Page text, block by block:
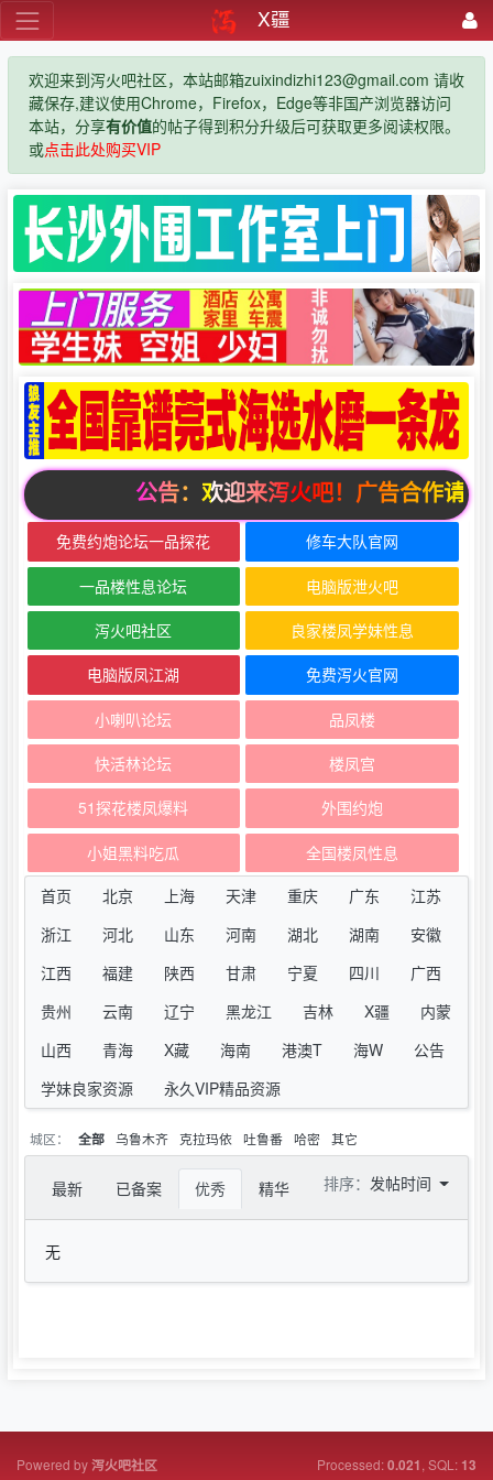
X疆
欢迎来到泻火吧社区，本站邮箱zuixindizhi123@gmail.com 请收
藏保存,建议使用Chrome，Firefox，Edge等非国产浏览器访问
本站，分享有价值的帖子得到积分升级后可获取更多阅读权限。
或点击此处购买VIP
公告：欢迎来泻火吧！广告合作请
免费约炮论坛一品探花 修车大队官网
一品楼性息论坛 电脑版泄火吧
泻火吧社区 良家楼凤学妹性息
电脑版凤江湖 免费泻火官网
小喇叭论坛 品凤楼
快活林论坛 楼凤宫
51探花楼凤爆料 外围约炮
小姐黑料吃瓜
全国楼凤性息
首页
北京 上海 天津 重庆 广东
江苏
浙江
河北 山东 河南 湖北 湖南
安徽
江西
福建 陕西 甘肃 宁夏 四川
广西
贵州
云南 辽宁 黑龙江 吉林 X疆
内蒙
山西
青海 X藏 海南 港澳T 海W
公告
学妹良家资源
永久VIP精品资源
城区： 全部 乌鲁木齐 克拉玛依 吐鲁番 哈密 其它
最新 已备案 优秀 精华 排序： 发帖时间
无
Powered by泻火吧社区 Processed:0.021, SQL: 13